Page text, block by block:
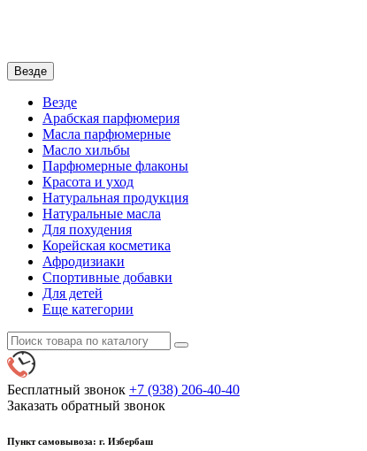
Везде
Везде
Арабская парфюмерия
Масла парфюмерные
Масло хильбы
Парфюмерные флаконы
Красота и уход
Натуральная продукция
Натуральные масла
Для похудения
Корейская косметика
Афродизиаки
Спортивные добавки
Для детей
Еще категории
Бесплатный звонок +7 (938) 206-40-40
Заказать обратный звонок
Пункт самовывоза: г. Избербаш